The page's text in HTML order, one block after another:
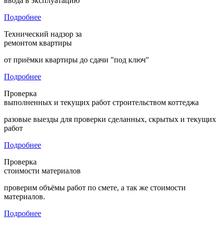
Подробнее
Технический надзор за
ремонтом квартиры
от приёмки квартиры до сдачи "под ключ"
Подробнее
Проверка
выполненных и текущих работ строительством коттеджа
разовые выезды для проверки сделанных, скрытых и текущих
работ
Подробнее
Проверка
стоимости материалов
проверим объёмы работ по смете, а так же стоимости
материалов.
Подробнее